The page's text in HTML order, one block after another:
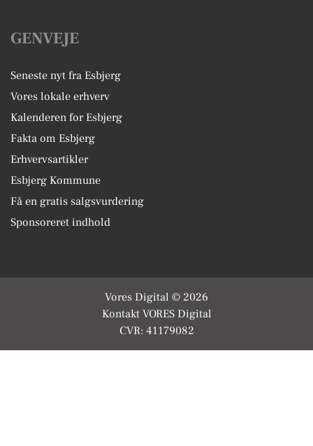
GENVEJE
Seneste nyt fra Esbjerg
Vores lokale erhverv
Kalenderen for Esbjerg
Fakta om Esbjerg
Erhvervsartikler
Esbjerg Kommune
Få en gratis salgsvurdering
Sponsoreret indhold
Vores Digital © 2026
Kontakt VORES Digital
CVR: 41179082